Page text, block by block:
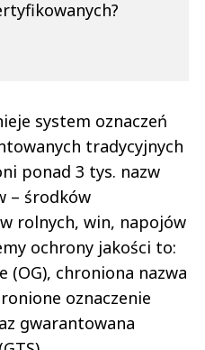
system oznaczeń
tradycyjnych
ponad 3 tys. nazw
– środków
rolnych, win, napojów
ochrony jakości to:
(OG), chroniona nazwa
oznaczenie
gwarantowana